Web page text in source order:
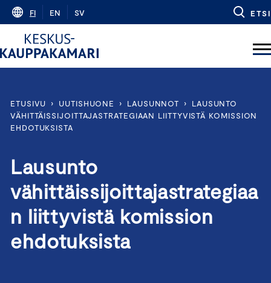
Skip
content
FI EN SV ETSI
ETUSIVU › UUTISHUONE › LAUSUNNOT ›
LAUSUNTO
VÄHITTÄISSIJOITTAJASTRATEGIAAN LIITTYVISTÄ KOMISSION
EHDOTUKSISTA
Lausunto
vähittäissijoittajastrategiaa
n liittyvistä komission
ehdotuksista